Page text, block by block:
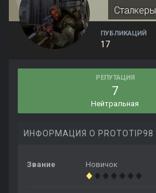
Сталкеры
ПУБЛИКАЦИЙ
17
РЕПУТАЦИЯ
7
Нейтральная
ИНФОРМАЦИЯ О PROTOTIP98
Звание Новичок